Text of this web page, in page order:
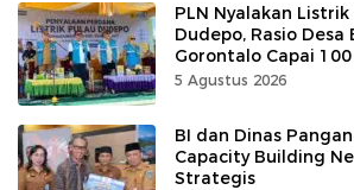
PLN Nyalakan
Dudepo, Rasio
Gorontalo Capai
5 Agustus 2026
BI dan Dinas
Capacity Building
Strategis